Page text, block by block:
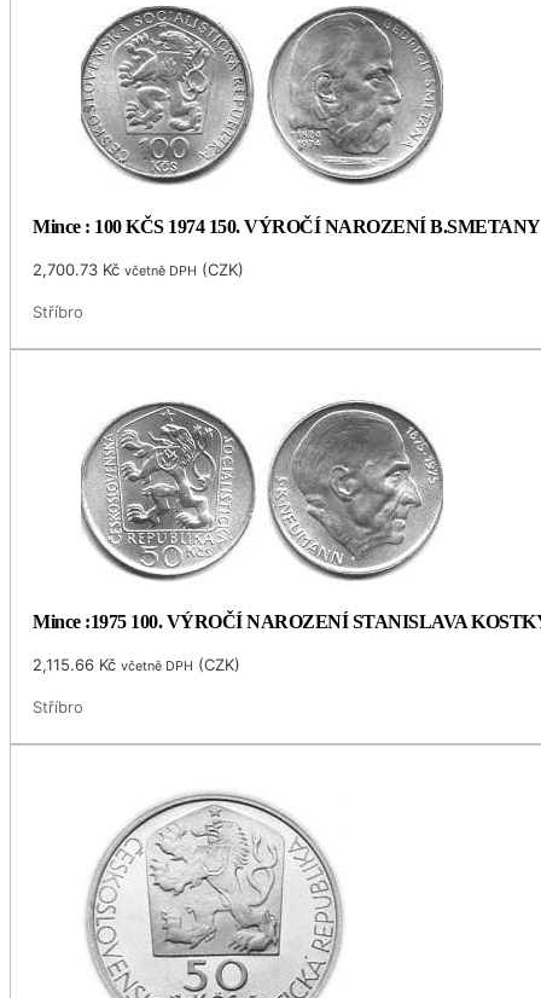
Mince : 100 KČS 1974 150. VÝROČÍ NAROZENÍ B.SMETANY
2,700.73 Kč včetně DPH (CZK)
Stříbro
Mince :1975 100. VÝROČÍ NAROZENÍ STANISLAVA
2,115.66 Kč včetně DPH (CZK)
Stříbro